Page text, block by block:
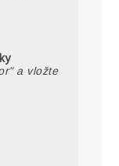
a vložte